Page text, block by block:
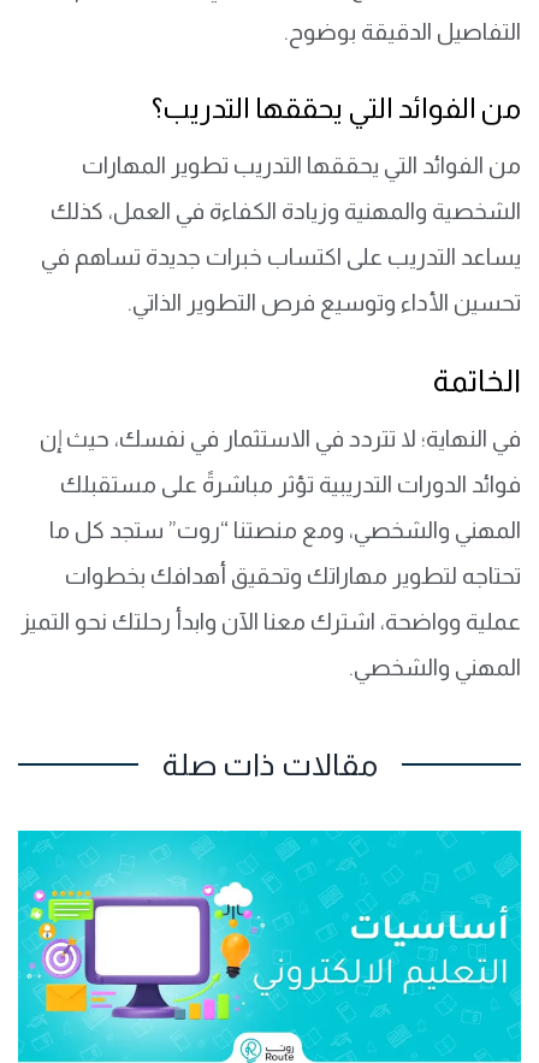
التفاصيل الدقيقة بوضوح.
من الفوائد التي يحققها التدريب؟
من الفوائد التي يحققها التدريب تطوير المهارات
الشخصية والمهنية وزيادة الكفاءة في العمل، كذلك
يساعد التدريب على اكتساب خبرات جديدة تساهم في
تحسين الأداء وتوسيع فرص التطوير الذاتي.
الخاتمة
في النهاية؛ لا تتردد في الاستثمار في نفسك، حيث إن
فوائد الدورات التدريبية تؤثر مباشرةً على مستقبلك
المهني والشخصي، ومع منصتنا “روت” ستجد كل ما
تحتاجه لتطوير مهاراتك وتحقيق أهدافك بخطوات
عملية وواضحة، اشترك معنا الآن وابدأ رحلتك نحو التميز
المهني والشخصي.
مقالات ذات صلة